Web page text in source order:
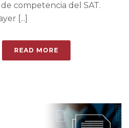
competencia del SAT.
[...]
READ MORE